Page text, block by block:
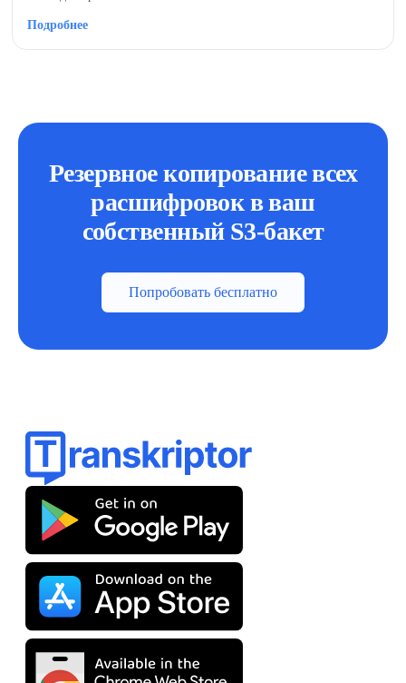
Подробнее
Резервное копирование всех
расшифровок в ваш
собственный S3-бакет
Попробовать бесплатно